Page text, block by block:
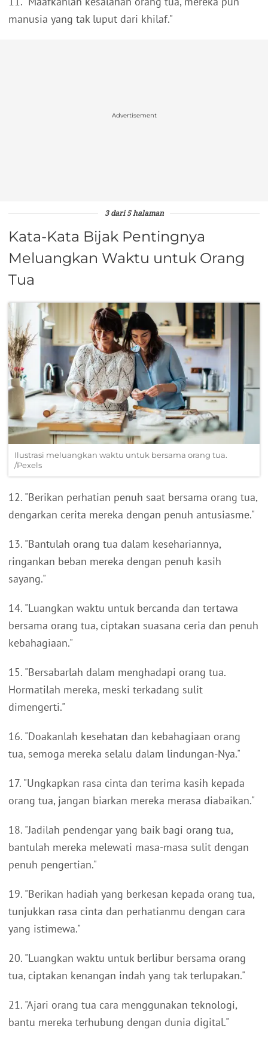
manusia yang tak luput dari khilaf."
Advertisement
3 dari 5 halaman
Kata-Kata Bijak Pentingnya
Meluangkan Waktu untuk Orang
Tua
Ilustrasi meluangkan waktu untuk bersama orang tua.
/Pexels
12. "Berikan perhatian penuh saat bersama orang tua,
dengarkan cerita mereka dengan penuh antusiasme."
13. "Bantulah orang tua dalam kesehariannya,
ringankan beban mereka dengan penuh kasih
sayang."
14. "Luangkan waktu untuk bercanda dan tertawa
bersama orang tua, ciptakan suasana ceria dan penuh
kebahagiaan."
15. "Bersabarlah dalam menghadapi orang tua.
Hormatilah mereka, meski terkadang sulit
dimengerti."
16. "Doakanlah kesehatan dan kebahagiaan orang
tua, semoga mereka selalu dalam lindungan-Nya."
17. "Ungkapkan rasa cinta dan terima kasih kepada
orang tua, jangan biarkan mereka merasa diabaikan."
18. "Jadilah pendengar yang baik bagi orang tua,
bantulah mereka melewati masa-masa sulit dengan
penuh pengertian."
19. "Berikan hadiah yang berkesan kepada orang tua,
tunjukkan rasa cinta dan perhatianmu dengan cara
yang istimewa."
20. "Luangkan waktu untuk berlibur bersama orang
tua, ciptakan kenangan indah yang tak terlupakan."
21. "Ajari orang tua cara menggunakan teknologi,
bantu mereka terhubung dengan dunia digital."